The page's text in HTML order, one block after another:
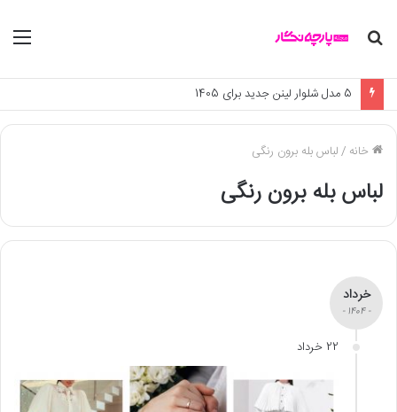
جستجو
5 مدل شلوار لینن جدید برای 1405
خانه /لباس بله برون رنگی
لباس بله برون رنگی
خرداد
- 1404 -
22 خرداد